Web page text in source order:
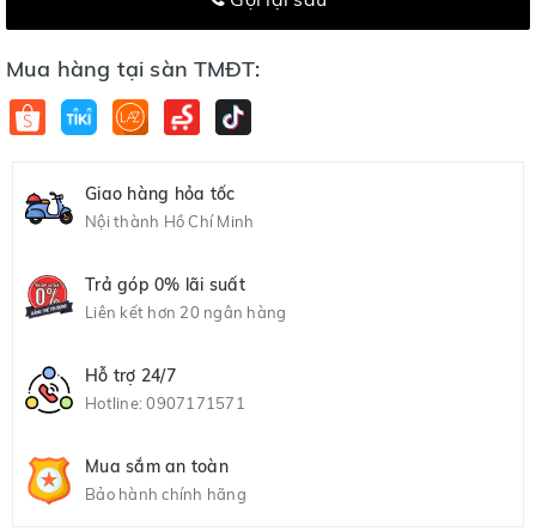
Mua hàng tại sàn TMĐT:
Giao hàng hỏa tốc
Nội thành Hồ Chí Minh
Trả góp 0% lãi suất
Liên kết hơn 20 ngân hàng
Hỗ trợ 24/7
Hotline:0907171571
Mua sắm an toàn
Bảo hành chính hãng